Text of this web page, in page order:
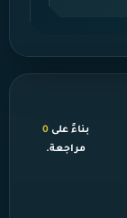
بناءً على 0
مراجعة.